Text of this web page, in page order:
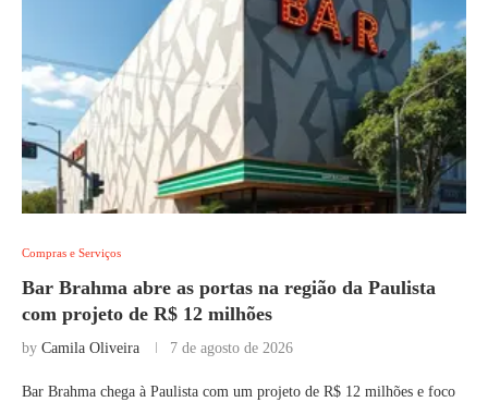
Compras e Serviços
Bar Brahma abre as portas na região da Paulista
com projeto de R$ 12 milhões
by Camila Oliveira 7 de agosto de 2026
Bar Brahma chega à Paulista com um projeto de R$ 12 milhões e foco